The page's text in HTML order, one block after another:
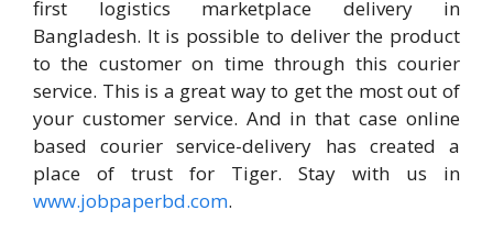
first logistics marketplace delivery in
Bangladesh. It is possible to deliver the product
to the customer on time through this courier
service. This is a great way to get the most out of
your customer service. And in that case online
based courier service-delivery has created a
place of trust for Tiger. Stay with us in
www.jobpaperbd.com.